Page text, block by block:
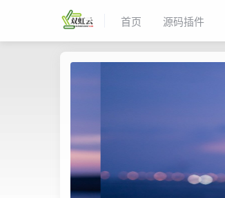
首页 源码插件